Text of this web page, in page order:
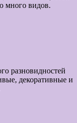
много видов.
разновидностей
декоративные и